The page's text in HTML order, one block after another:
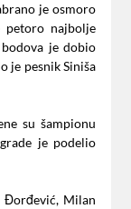
je osmoro
najbolje
je dobio
je pesnik Siniša
su šampionu
je podelio
Milan